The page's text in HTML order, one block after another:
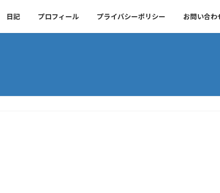
日記 プロフィール プライバシーポリシー お問い合わ